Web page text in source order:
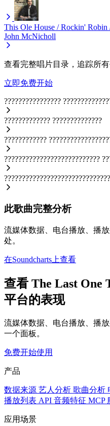
This Ole House / Rockin'
John McNicholl
查看完整唱片目录，追踪所有
立即免费开始
????????????????
????????????? ??????????????
????????????
???????????????????????????
此歌曲完整分析
流媒体数据、电台播放、播
处。
在Soundcharts上查看
查看 The Last One
平台的表现
流媒体数据、电台播放、播
一个面板。
免费开始使用
产品
数据来源 艺人分析 歌曲分析
播放列表 API 音频特征 MCP
应用场景